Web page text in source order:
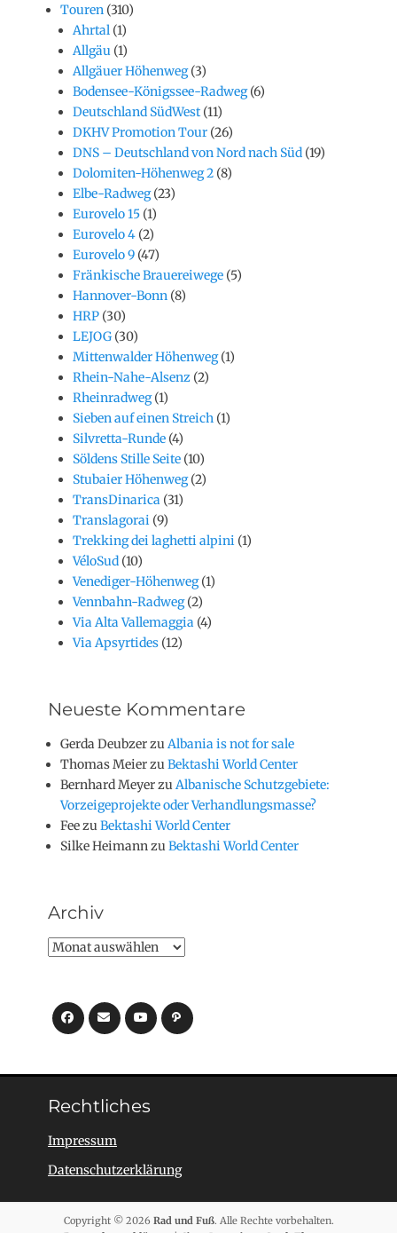
Touren (310)
Ahrtal (1)
Allgäu (1)
Allgäuer Höhenweg(3)
Bodensee-Königssee-Radweg(6)
Deutschland SüdWest(11)
DKHV Promotion Tour (26)
DNS – Deutschland von Nord nach Süd (19)
Dolomiten-Höhenweg 2 (8)
Elbe-Radweg(23)
Eurovelo 15 (1)
Eurovelo 4 (2)
Eurovelo 9 (47)
Fränkische Brauereiwege (5)
Hannover-Bonn (8)
HRP (30)
LEJOG (30)
Mittenwalder Höhenweg(1)
Rhein-Nahe-Alsenz (2)
Rheinradweg(1)
Sieben auf einen Streich (1)
Silvretta-Runde (4)
Söldens Stille Seite (10)
Stubaier Höhenweg(2)
TransDinarica (31)
Translagorai (9)
Trekking dei laghetti alpini (1)
VéloSud (10)
Venediger-Höhenweg(1)
Vennbahn-Radweg(2)
Via Alta Vallemaggia (4)
Via Apsyrtides (12)
Neueste Kommentare
Gerda DeubzerzuAlbania is not for sale
Thomas MeierzuBektashi World Center
Bernhard MeyerzuAlbanische Schutzgebiete:
Vorzeigeprojekte oder Verhandlungsmasse?
FeezuBektashi World Center
Silke HeimannzuBektashi World Center
Archiv
Archiv
Facebook
E-
Mail
YouTube
Pfad
Rechtliches
Impressum
Datenschutzerklärung
Copyright © 2026 Rad und Fuß. Alle Rechte vorbehalten.